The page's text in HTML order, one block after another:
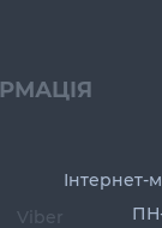
Viber
Інтернет-